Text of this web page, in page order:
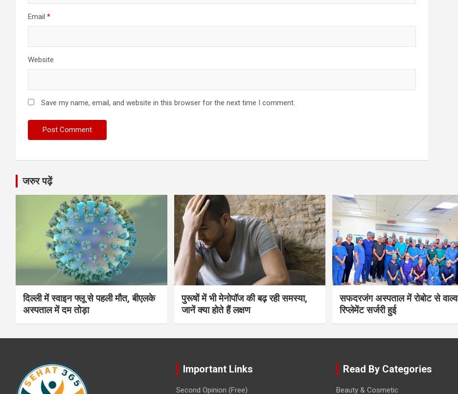
Email *
Website
Save my name, email, and website in this browser for the next time I comment.
जरुर पढ़ें
दिल्ली में स्वाइन फ्लू से पहली मौत, बीएलके
अस्पताल में दम तोड़ा
पुरूषों में भी मेनोपॉज की बढ़ रही समस्या,
जानें क्या होते हैं लक्षण
सफदरजंग अस्पताल में रोबोट से वाल्व
रिप्लेमेंट सर्जरी हुई
Important Links
Second Opinion (Free)
Read By Categories
Beauty & Cosmetic